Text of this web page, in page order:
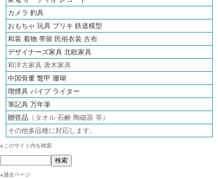
カメラ 釣具
おもちゃ 玩具 ブリキ 鉄道模型
和装 着物 帯留 民俗衣装 古布
デザイナーズ家具 北欧家具
和洋古家具 唐木家具
中国骨董 鼈甲 珊瑚
喫煙具 パイプ ライター
筆記具 万年筆
贈答品 （タオル 石鹸 陶磁器 等）
その他多品種に対応します。
●このサイト内を検索
●過去ページ